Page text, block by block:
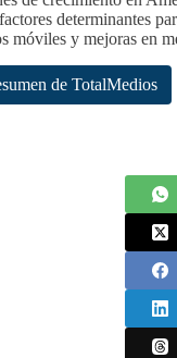
determinantes
móviles y mejoras en
de TotalMedios